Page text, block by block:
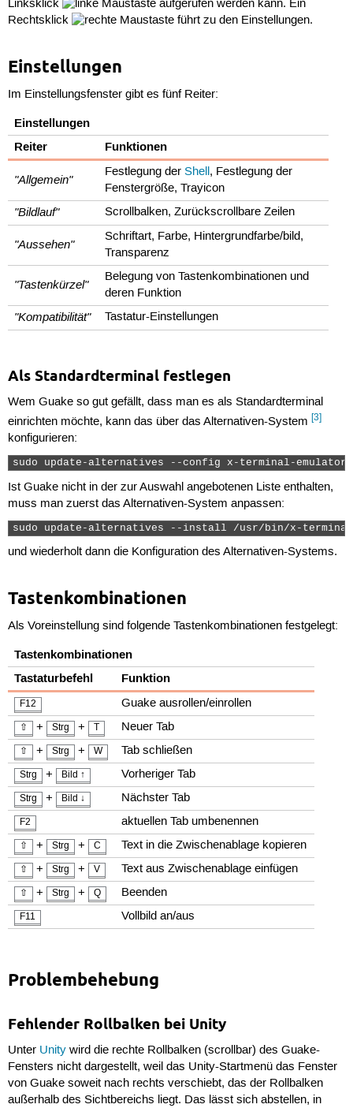
Linksklick
aufgerufen werden kann. Ein
Rechtsklick
führt zu den Einstellungen.
Einstellungen
Im Einstellungsfenster gibt es fünf Reiter:
Einstellungen
Reiter
Funktionen
"Allgemein" Festlegung derShell, Festlegung der
Fenstergröße, Trayicon
"Bildlauf" Scrollbalken, Zurückscrollbare Zeilen
"Aussehen"
Schriftart, Farbe, Hintergrundfarbe/bild,
Transparenz
"Tastenkürzel"
Belegung von Tastenkombinationen und
deren Funktion
"Kompatibilität" Tastatur-Einstellungen
Als Standardterminal festlegen
Wem Guake so gut gefällt, dass man es als Standardterminal
einrichten möchte, kann das über das Alternativen-System [3]
konfigurieren:
sudo update-alternatives --config x-terminal-emulator
Ist Guake nicht in der zur Auswahl angebotenen Liste enthalten,
muss man zuerst das Alternativen-System anpassen:
sudo update-alternatives --install /usr/bin/x-
und wiederholt dann die Konfiguration des Alternativen-Systems.
Tastenkombinationen
Als Voreinstellung sind folgende Tastenkombinationen festgelegt:
Tastenkombinationen
Tastaturbefehl
Funktion
F12 Guake ausrollen/einrollen
⇧ + Strg + T Neuer Tab
⇧ + Strg + W Tab schließen
Strg + Bild ↑ Vorheriger Tab
Strg + Bild ↓ Nächster Tab
F2 aktuellen Tab umbenennen
⇧ + Strg + C Text in die Zwischenablage kopieren
⇧ + Strg + V Text aus Zwischenablage einfügen
⇧ + Strg + Q Beenden
F11 Vollbild an/aus
Problembehebung
Fehlender Rollbalken bei Unity
Unter Unitywird die rechte Rollbalken (scrollbar) des Guake-
Fensters nicht dargestellt, weil das Unity-Startmenü das Fenster
von Guake soweit nach rechts verschiebt, das der Rollbalken
außerhalb des Sichtbereichs liegt. Das lässt sich abstellen, in